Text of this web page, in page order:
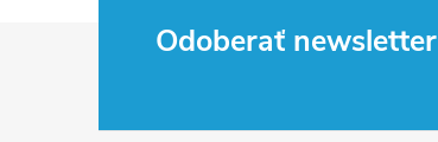
Odoberať newsletter